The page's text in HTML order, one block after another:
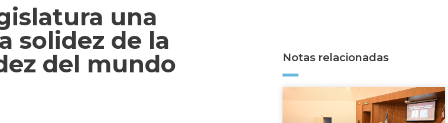
una
solidez de la
del mundo
Notas relacionadas